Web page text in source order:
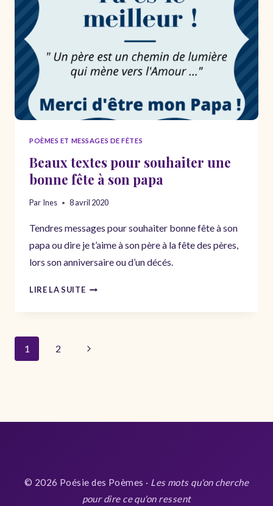
LES
LIENS
POÈMES ET MESSAGES DE FÊTES
Beaux textes pour souhaiter une
bonne fête à son papa
Par Ines 8 avril 2020
Tendres messages pour souhaiter bonne fête à son
papa ou dire je t’aime à son père à la fête des pères,
lors son anniversaire ou d’un décés.
LIRE LA SUITEBEAUX
Navigation
de
1 2
Page
© 2026 Poésie des Poèmes · Les mots qu'on cherche
pour dire ce qu'on ressent